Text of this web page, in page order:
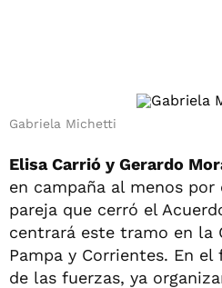
Gabriela Michetti
Elisa Carrió y Gerardo
en campaña al menos por
pareja que cerró el
centrará este tramo en la
Pampa y Corrientes. En
de las fuerzas, ya